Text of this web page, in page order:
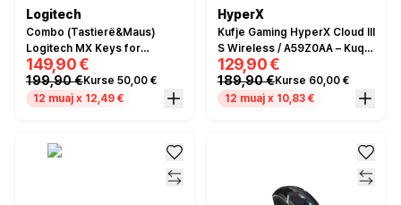
Logitech
Combo (Tastierë&Maus)
Logitech MX Keys for
Business QWERTZ - Grafit
149,90 €
199,90 €Kurse 50,00 €
12 muaj x 12,49 €
HyperX
Kufje Gaming HyperX Cloud III
S Wireless / A59Z0AA – Kuqe
/ Zezë
129,90 €
189,90 €Kurse 60,00 €
12 muaj x 10,83 €